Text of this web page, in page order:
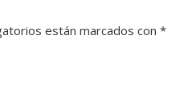
están marcados con *